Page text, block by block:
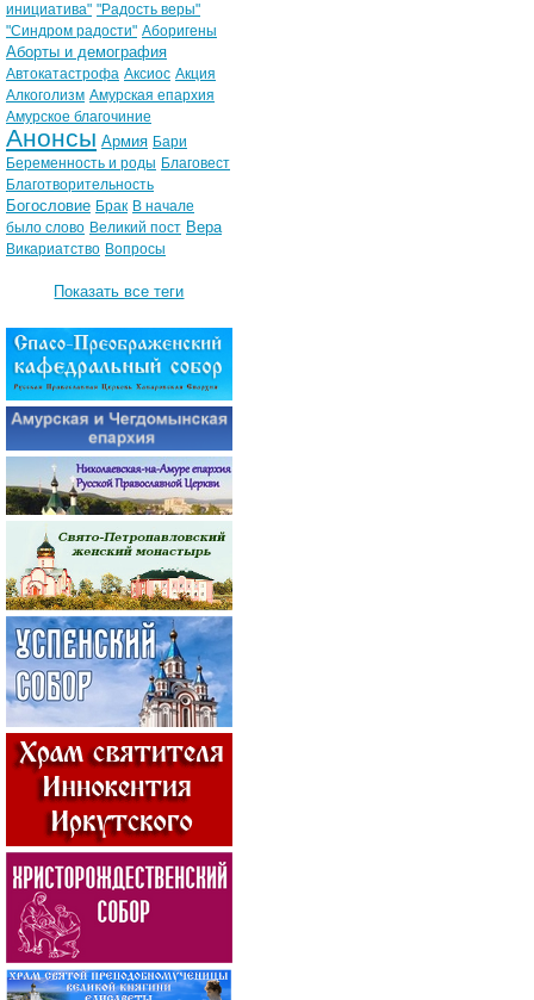
инициатива" "Радость веры"
"Синдром радости" Аборигены
Аборты и демография
Автокатастрофа Аксиос Акция
Алкоголизм Амурская епархия
Амурское благочиние
Анонсы Армия Бари
Беременность и роды Благовест
Благотворительность
Богословие Брак В начале
было слово Великий пост Вера
Викариатство Вопросы
Показать все теги